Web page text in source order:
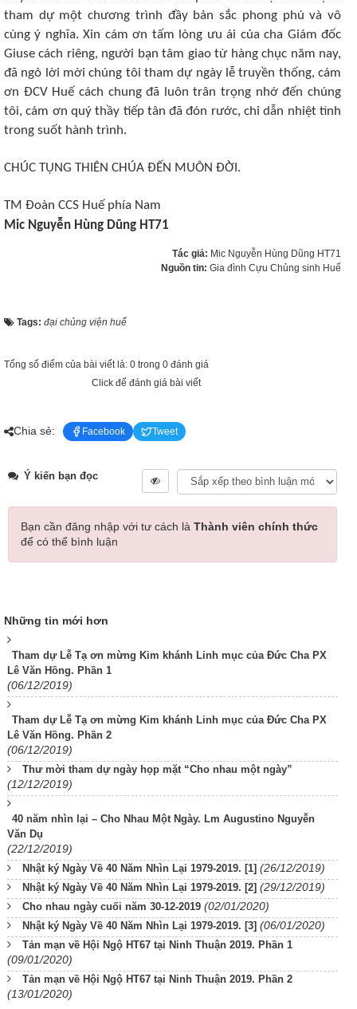
tham dự một chương trình đầy bản sắc phong phú và vô
cùng ý nghĩa. Xin cám ơn tấm lòng ưu ái của cha Giám đốc
Giuse cách riêng, người bạn tâm giao từ hàng chục năm nay,
đã ngỏ lời mời chúng tôi tham dự ngày lễ truyền thống, cám
ơn ĐCV Huế cách chung đã luôn trân trọng nhớ đến chúng
tôi, cám ơn quý thầy tiếp tân đã đón rước, chỉ dẫn nhiệt tình
trong suốt hành trình.
CHÚC TỤNG THIÊN CHÚA ĐẾN MUÔN ĐỜI.
TM Đoàn CCS Huế phía Nam
Mic Nguyễn Hùng Dũng HT71
Tác giả: Mic Nguyễn Hùng Dũng HT71
Nguồn tin: Gia đình Cựu Chủng sinh Huế
Tags: đại chủng viện huế
Tổng số điểm của bài viết là: 0 trong 0 đánh giá
Click để đánh giá bài viết
Chia sẻ: Facebook Tweet
Ý kiến bạn đọc
Bạn cần đăng nhập với tư cách là Thành viên chính thức
để có thể bình luận
Những tin mới hơn
Tham dự Lễ Tạ ơn mừng Kim khánh Linh mục của Đức Cha PX
Lê Văn Hồng. Phần 1
(06/12/2019)
Tham dự Lễ Tạ ơn mừng Kim khánh Linh mục của Đức Cha PX
Lê Văn Hồng. Phần 2
(06/12/2019)
Thư mời tham dự ngày họp mặt “Cho nhau một ngày”
(12/12/2019)
40 năm nhìn lại – Cho Nhau Một Ngày. Lm Augustino Nguyễn
Văn Dụ
(22/12/2019)
Nhật ký Ngày Về 40 Năm Nhìn Lại 1979-2019. [1] (26/12/2019)
Nhật ký Ngày Về 40 Năm Nhìn Lại 1979-2019. [2] (29/12/2019)
Cho nhau ngày cuối năm 30-12-2019 (02/01/2020)
Nhật ký Ngày Về 40 Năm Nhìn Lại 1979-2019. [3] (06/01/2020)
Tản mạn về Hội Ngộ HT67 tại Ninh Thuận 2019. Phần 1
(09/01/2020)
Tản mạn về Hội Ngộ HT67 tại Ninh Thuận 2019. Phần 2
(13/01/2020)